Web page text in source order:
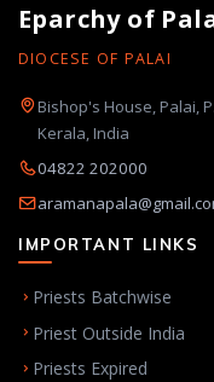
Eparchy of
DIOCESE OF PALAI
Bishop's House, Palai,
Kerala, India
04822 202000
IMPORTANT LINKS
Priests Batchwise
Priest Outside India
Priests Expired